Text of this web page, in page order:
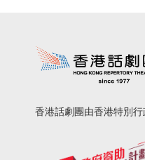
香港話劇團由香港特別